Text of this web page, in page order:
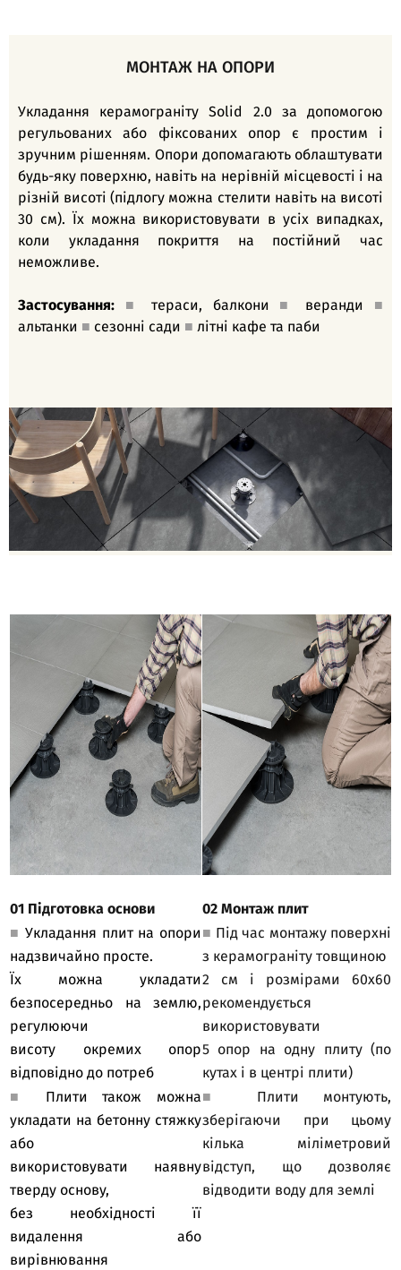
МОНТАЖ НА ОПОРИ
Укладання керамограніту Solid 2.0 за допомогою
регульованих або фіксованих опор є простим і
зручним рішенням. Опори допомагають облаштувати
будь-яку поверхню, навіть на нерівній місцевості і на
різній висоті (підлогу можна стелити навіть на висоті
30 см). Їх можна використовувати в усіх випадках,
коли укладання покриття на постійний час
неможливе.
Застосування: ■ тераси, балкони ■ веранди ■
альтанки ■ сезонні сади ■ літні кафе та паби
01 Підготовка основи
02 Монтаж плит
■Укладання плит на опори
надзвичайно просте.
Їх можна укладати
безпосередньо на землю,
регулюючи
висоту окремих опор
відповідно до потреб
■ Під час монтажу поверхні
з керамограніту товщиною
2 см і розмірами 60х60
рекомендується
використовувати
5 опор на одну плиту (по
кутах і в центрі плити)
■
Плити також можна
укладати на бетонну стяжку
або
використовувати наявну
тверду основу,
без необхідності її
видалення або
вирівнювання
■
Плити монтують,
зберігаючи при цьому
кілька міліметровий
відступ, що дозволяє
відводити воду для землі